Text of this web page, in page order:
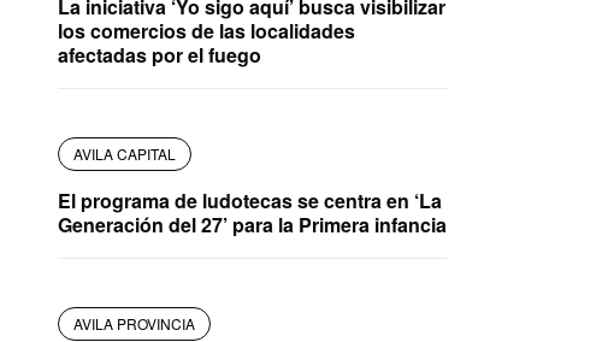
La iniciativa ‘Yo sigo aquí’ busca visibilizar
los comercios de las localidades
afectadas por el fuego
AVILA CAPITAL
El programa de ludotecas se centra en ‘La
Generación del 27’ para la Primera infancia
AVILA PROVINCIA